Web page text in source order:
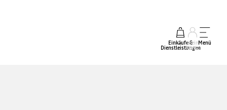
Einkäufe &
Dienstleistungen
mein
Konto
Menü